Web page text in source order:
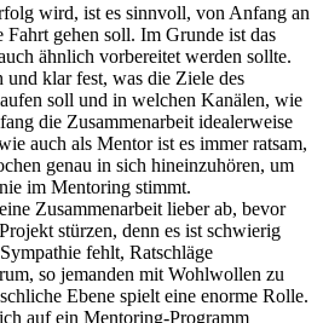
wird, ist es sinnvoll, von Anfang an
gehen soll. Im Grunde ist das
ähnlich vorbereitet werden sollte.
und klar fest, was die Ziele des
soll und in welchen Kanälen, wie
die Zusammenarbeit idealerweise
auch als Mentor ist es immer ratsam,
genau in sich hineinzuhören, um
im Mentoring stimmt.
Zusammenarbeit lieber ab, bevor
stürzen, denn es ist schwierig
fehlt, Ratschläge
so jemanden mit Wohlwollen zu
Ebene spielt eine enorme Rolle.
auf ein Mentoring-Programm